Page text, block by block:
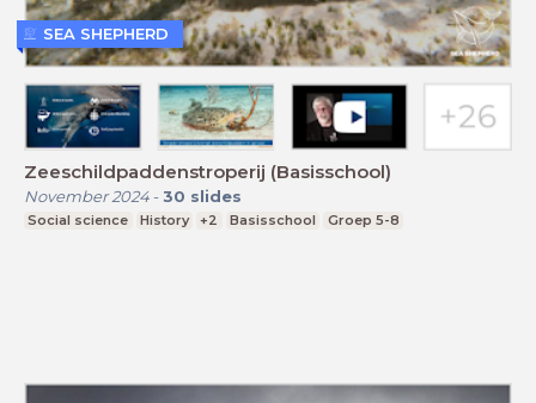
Zeeschildpaddenstroperij (Basisschool)
November 2024- 30 slides
Social science History +2 Basisschool Groep 5-8
SEA SHEPHERD